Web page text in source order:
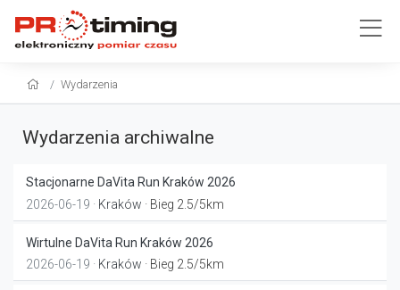
Wydarzenia
Wydarzenia archiwalne
Stacjonarne DaVita Run Kraków 2026
2026-06-19 · Kraków · Bieg 2.5/5km
Wirtulne DaVita Run Kraków 2026
2026-06-19 · Kraków · Bieg 2.5/5km